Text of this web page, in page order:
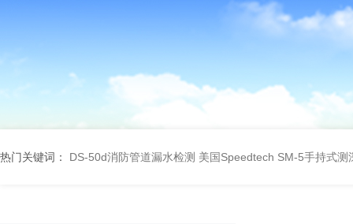
热门关键词： DS-50d消防管道漏水检测 美国Speedtech SM-5手持式测